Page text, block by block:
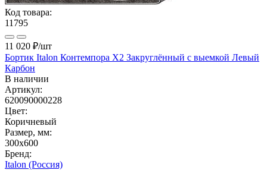
Код товара:
11795
11 020 ₽/шт
Бортик Italon Контемпора X2 Закруглённый с выемкой Левый
Карбон
В наличии
Артикул:
620090000228
Цвет:
Коричневый
Размер, мм:
300x600
Бренд:
Italon (Россия)